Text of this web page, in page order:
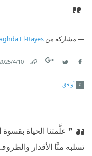
مشاركة من El-Rayes
10‏/4‏/2025
أوافق
❞ علَّمتنا الحياة
تسلبه منَّا الأقدار